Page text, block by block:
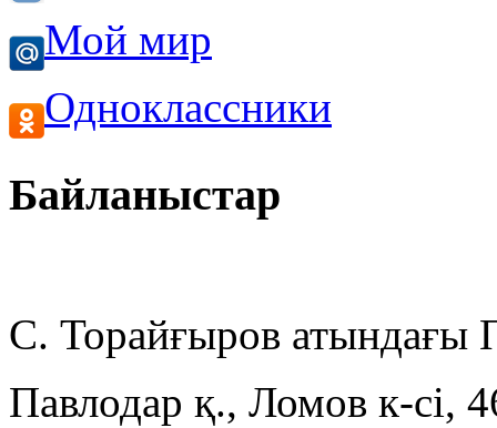
Мой мир
Одноклассники
Байланыстар
С. Торайғыров
Павлодар қ., Ломов к-сі,